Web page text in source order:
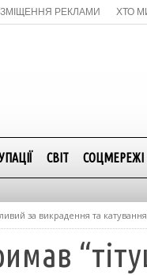
РЕКЛАМИ ХТО
СВІТ СОЦМЕРЕЖІ
за викрадення та